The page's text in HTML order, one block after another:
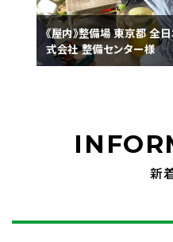
《屋内》整備場 東京都 全
式会社 整備センター様
新